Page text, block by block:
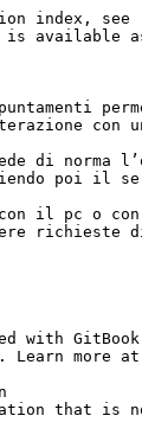
index,
is available
con
di
poi il
il pc o con
richieste
with
more at
that is